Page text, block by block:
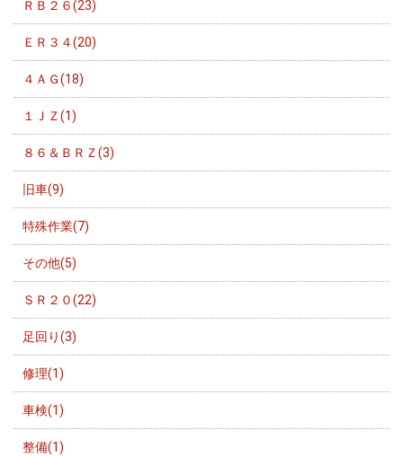
ＲＢ２６(23)
ＥＲ３４(20)
４ＡＧ(18)
１ＪＺ(1)
８６＆ＢＲＺ(3)
旧車(9)
特殊作業(7)
その他(5)
ＳＲ２０(22)
足回り(3)
修理(1)
車検(1)
整備(1)